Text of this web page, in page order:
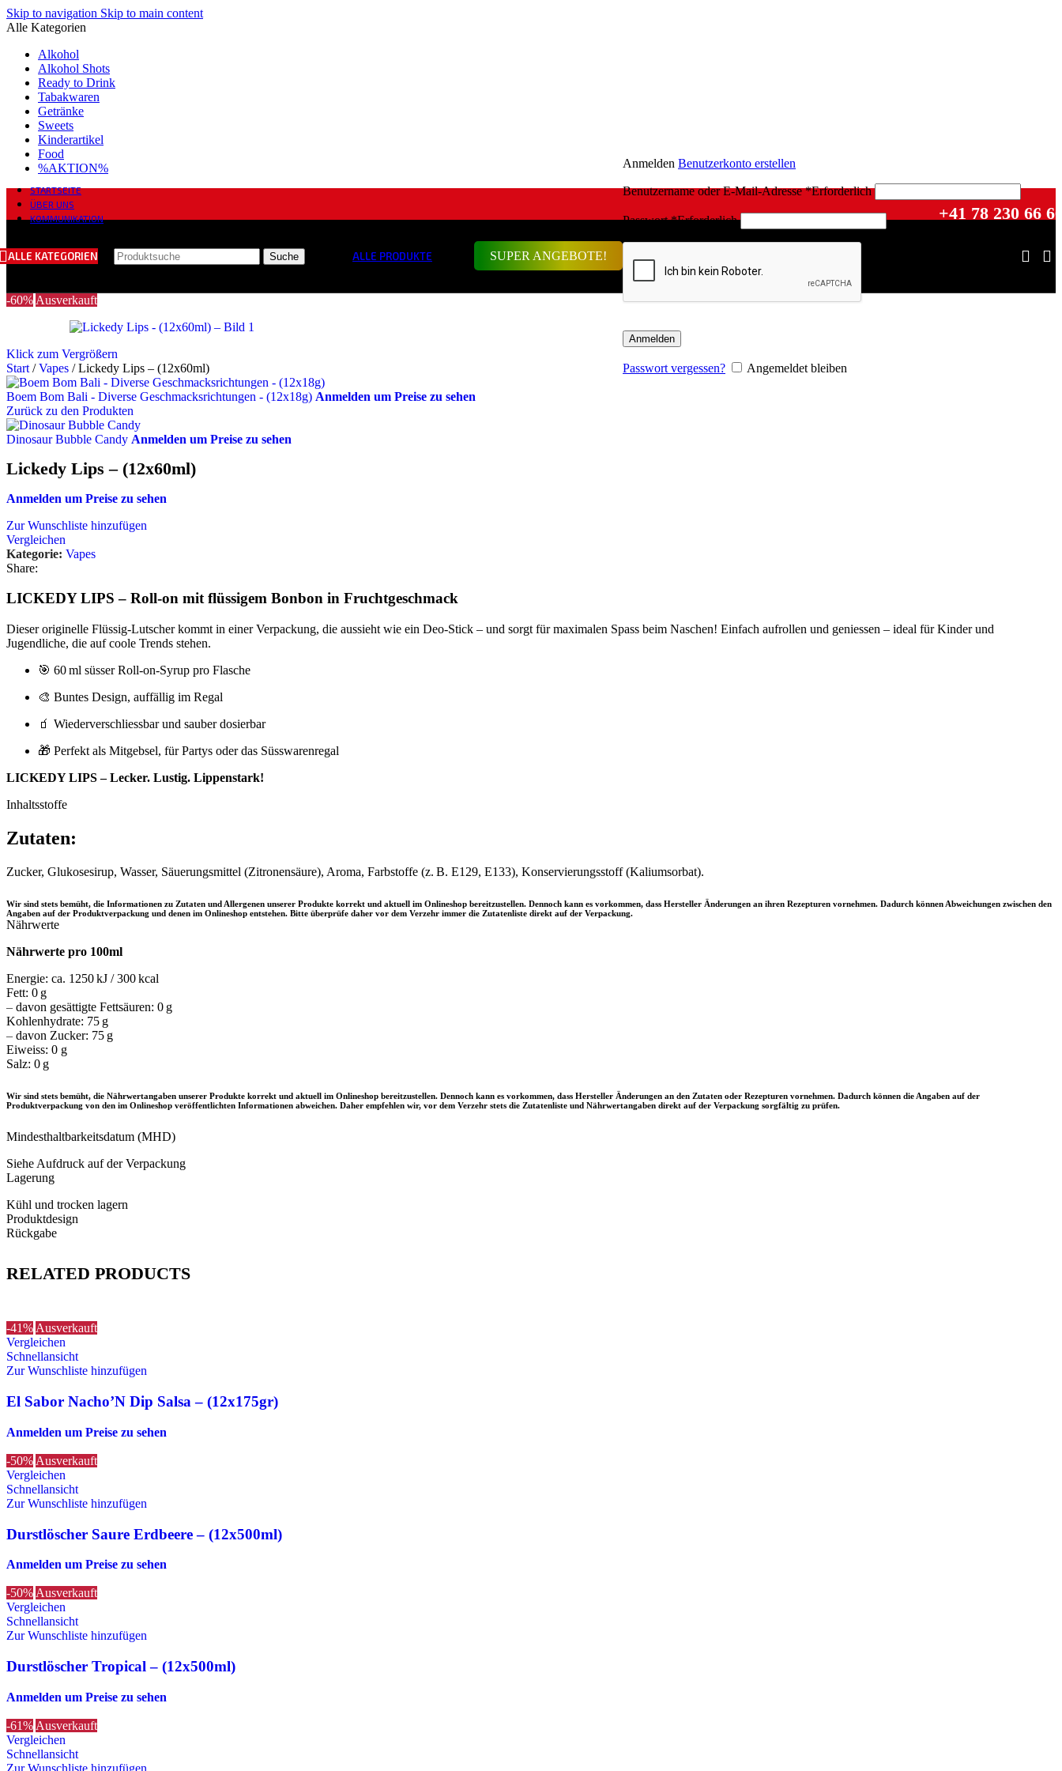
Skip to navigation Skip to main content
Alle Kategorien
Alkohol
Alkohol Shots
Ready to Drink
Tabakwaren
Getränke
Sweets
Kinderartikel
Food
%AKTION%
STARTSEITE
ÜBER UNS
KOMMUNIKATION
+41 78 230 66
ALLE KATEGORIEN Suche ALLE PRODUKTE SUPER ANGEBOTE!
Anmelden Benutzerkonto erstellen
Benutzername oder E-Mail-Adresse*Erforderlich
Passwort*Erforderlich
Anmelden
Passwort vergessen? Angemeldet bleiben
-60% Ausverkauft
Klick zum Vergrößern
Start / Vapes / Lickedy Lips – (12x60ml)
Boem Bom Bali - Diverse Geschmacksrichtungen - (12x18g) Anmelden um Preise zu sehen
Zurück zu den Produkten
Dinosaur Bubble Candy Anmelden um Preise zu sehen
Lickedy Lips – (12x60ml)
Anmelden um Preise zu sehen
Zur Wunschliste hinzufügen
Vergleichen
Kategorie: Vapes
Share:
LICKEDY LIPS – Roll-on mit flüssigem Bonbon in Fruchtgeschmack
Dieser originelle Flüssig-Lutscher kommt in einer Verpackung, die aussieht wie ein Deo-Stick – und sorgt für maximalen Spass beim Naschen! Einfach aufrollen und geniessen – ideal für Kinder und
Jugendliche, die auf coole Trends stehen.
🎯 60 ml süsser Roll-on-Syrup pro Flasche
🎨 Buntes Design, auffällig im Regal
🧃 Wiederverschliessbar und sauber dosierbar
🎁 Perfekt als Mitgebsel, für Partys oder das Süsswarenregal
LICKEDY LIPS – Lecker. Lustig. Lippenstark!
Inhaltsstoffe
Zutaten:
Zucker, Glukosesirup, Wasser, Säuerungsmittel (Zitronensäure), Aroma, Farbstoffe (z. B. E129, E133), Konservierungsstoff (Kaliumsorbat).
Wir sind stets bemüht, die Informationen zu Zutaten und Allergenen unserer Produkte korrekt und aktuell im Onlineshop bereitzustellen. Dennoch kann es vorkommen, dass Hersteller Änderungen an ihren Rezepturen vornehmen. Dadurch können Abweichungen zwischen den
Angaben auf der Produktverpackung und denen im Onlineshop entstehen. Bitte überprüfe daher vor dem Verzehr immer die Zutatenliste direkt auf der Verpackung.
Nährwerte
Nährwerte pro 100ml
Energie: ca. 1250 kJ / 300 kcal
Fett: 0 g
– davon gesättigte Fettsäuren: 0 g
Kohlenhydrate: 75 g
– davon Zucker: 75 g
Eiweiss: 0 g
Salz: 0 g
Wir sind stets bemüht, die Nährwertangaben unserer Produkte korrekt und aktuell im Onlineshop bereitzustellen. Dennoch kann es vorkommen, dass Hersteller Änderungen an den Zutaten oder Rezepturen vornehmen. Dadurch können die Angaben auf der
Produktverpackung von den im Onlineshop veröffentlichten Informationen abweichen. Daher empfehlen wir, vor dem Verzehr stets die Zutatenliste und Nährwertangaben direkt auf der Verpackung sorgfältig zu prüfen.
Mindesthaltbarkeitsdatum (MHD)
Siehe Aufdruck auf der Verpackung
Lagerung
Kühl und trocken lagern
Produktdesign
Rückgabe
RELATED PRODUCTS
-41% Ausverkauft
Vergleichen
Schnellansicht
Zur Wunschliste hinzufügen
El Sabor Nacho’N Dip Salsa – (12x175gr)
Anmelden um Preise zu sehen
-50% Ausverkauft
Vergleichen
Schnellansicht
Zur Wunschliste hinzufügen
Durstlöscher Saure Erdbeere – (12x500ml)
Anmelden um Preise zu sehen
-50% Ausverkauft
Vergleichen
Schnellansicht
Zur Wunschliste hinzufügen
Durstlöscher Tropical – (12x500ml)
Anmelden um Preise zu sehen
-61% Ausverkauft
Vergleichen
Schnellansicht
Zur Wunschliste hinzufügen